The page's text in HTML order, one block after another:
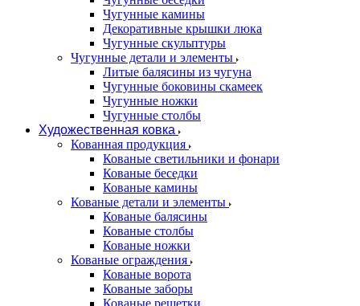
Чугунные камины
Декоративные крышки люка
Чугунные скульптуры
Чугунные детали и элементы
Литые балясины из чугуна
Чугунные боковины скамеек
Чугунные ножки
Чугунные столбы
Художественная ковка
Кованная продукция
Кованые светильники и фонари
Кованые беседки
Кованые камины
Кованые детали и элементы
Кованые балясины
Кованые столбы
Кованые ножки
Кованые ограждения
Кованые ворота
Кованые заборы
Кованые решетки